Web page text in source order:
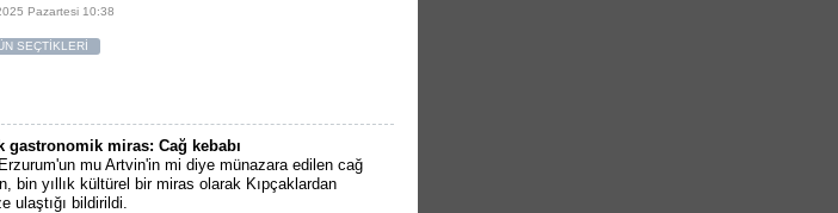
Pazartesi 10:38
SEÇTİKLERİ
gastronomik miras: Cağ kebabı
Erzurum'un mu Artvin'in mi diye münazara edilen cağ
bin yıllık kültürel bir miras olarak Kıpçaklardan
ulaştığı bildirildi.